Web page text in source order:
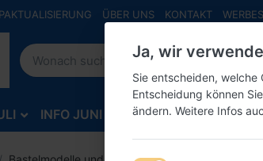
ÜBER UNS KONTAKT
INFO JUNI INFO MAI NEU
Ja, wir
Sie entscheiden, welche
Entscheidung können
ändern. Weitere Infos